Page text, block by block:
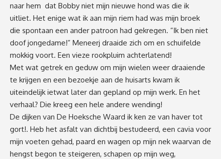
naar hem dat Bobby niet mijn nieuwe hond was die ik
uitliet. Het enige wat ik aan mijn riem had was mijn broek
die spontaan een ander patroon had gekregen. “Ik ben niet
doof jongedame!” Meneerj draaide zich om en schuifelde
mokkig voort. Een vieze rookpluim achterlatend!
Met wat getrek en geduw om mijn wielen weer draaiende
te krijgen en een bezoekje aan de huisarts kwam ik
uiteindelijk ietwat later dan gepland op mijn werk. En het
verhaal? Die kreeg een hele andere wending!
De dijken van De Hoeksche Waard ik ken ze van haver tot
gort!. Heb het asfalt van dichtbij bestudeerd, een cavia voor
mijn voeten gehad, paard en wagen op mijn nek waarvan de
hengst begon te steigeren, schapen op mijn weg,